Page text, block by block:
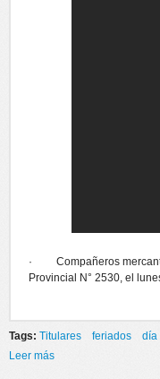
· Compañeros
Provincial N° 2530, el
Tags: Titulares feriados
día
Leer más